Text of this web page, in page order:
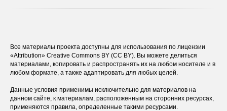
Все материалы проекта доступны для использования по лицензии
«Attribution» Creative Commons BY (CC BY). Вы можете делиться
материалами, копировать и распространять их на любом носителе и в
любом формате, а также адаптировать для любых целей.
Данные условия применимы исключительно для материалов на
данном сайте, к материалам, расположенным на сторонних ресурсах,
применяются правила, определенные такими ресурсами.